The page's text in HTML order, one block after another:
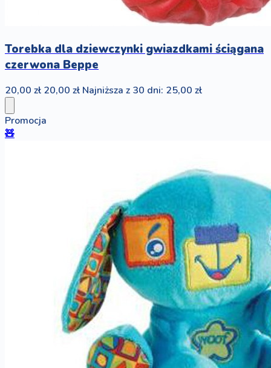
Torebka dla dziewczynki gwiazdkami ściągana
czerwona Beppe
20,00 zł 20,00 zł Najniższa z 30 dni: 25,00 zł
Promocja
🧸